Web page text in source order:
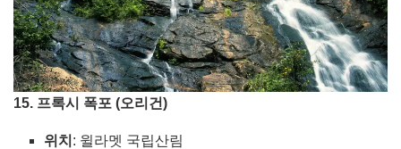
15. 프록시 폭포 (오리건)
위치 : 윌라멧 국립산림